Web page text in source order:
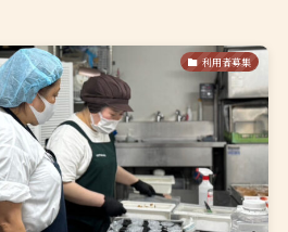
利用者募集